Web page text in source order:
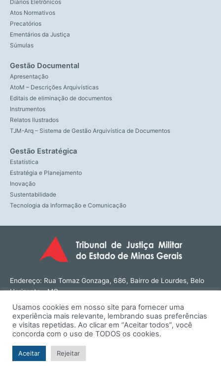
Diários Eletrônicos
Atos Normativos
Precatórios
Ementários da Justiça
Súmulas
Gestão Documental
Apresentação
AtoM – Descrições Arquivísticas
Editais de eliminação de documentos
Instrumentos
Relatos Ilustrados
TJM-Arq – Sistema de Gestão Arquivística de Documentos
Gestão Estratégica
Estatística
Estratégia e Planejamento
Inovação
Sustentabilidade
Tecnologia da Informação e Comunicação
Endereço: Rua Tomaz Gonzaga, 686, Bairro de Lourdes, Belo
Horizonte - MG
Tel: (31) 3274-1566
Contato: ouvidoria@tjmmg.jus.br
Funcionamento: Segunda a Sexta, das 8h às 18h
Usamos cookies em nosso site para fornecer uma
experiência mais relevante, lembrando suas preferências
e visitas repetidas. Ao clicar em “Aceitar todos”, você
concorda com o uso de TODOS os cookies.
Aceitar Rejeitar